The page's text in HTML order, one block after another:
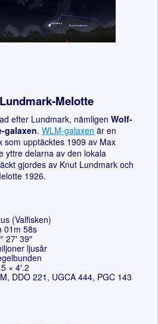
Melotte
efter Lundmark, nämligen Wolf-
galaxen. WLM-galaxen är en
som upptäcktes 1909 av Max
yttre delarna av den lokala
gjordes av Knut Lundmark och
1926.
(Valfisken)
01m 58s
27′ 39″
ljusår
× 4′.2
DDO 221, UGCA 444, PGC 143